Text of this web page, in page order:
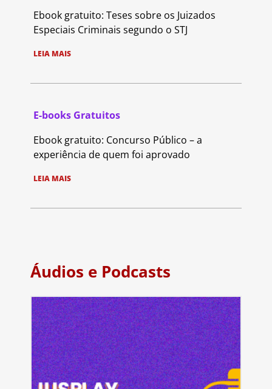
Ebook gratuito: Teses sobre os Juizados
Especiais Criminais segundo o STJ
LEIA MAIS
E-books Gratuitos
Ebook gratuito: Concurso Público – a
experiência de quem foi aprovado
LEIA MAIS
Áudios e Podcasts